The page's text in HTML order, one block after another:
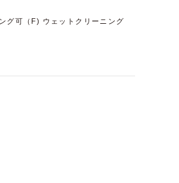
グ可（F) ウェットクリーニング